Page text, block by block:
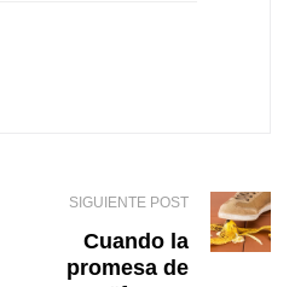
SIGUIENTE POST
Cuando la
promesa de